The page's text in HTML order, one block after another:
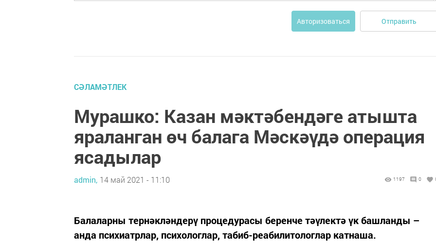
Авторизоваться Отправить
СӘЛАМӘТЛЕК
Мурашко: Казан мәктәбендәге атышта
яраланган өч балага Мәскәүдә операция
ясадылар
admin, 14 май 2021 - 11:10 1197 0
Балаларны тернәкләндерү процедурасы беренче тәүлектә үк башланды –
анда психиатрлар, психологлар, табиб-реабилитологлар катнаша.